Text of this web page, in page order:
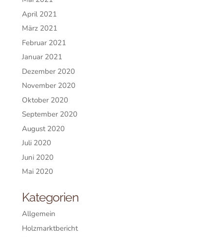
April 2021
März 2021
Februar 2021
Januar 2021
Dezember 2020
November 2020
Oktober 2020
September 2020
August 2020
Juli 2020
Juni 2020
Mai 2020
Kategorien
Allgemein
Holzmarktbericht